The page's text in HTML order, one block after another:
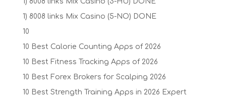
1) 8008 links Mix Casino (5-NO) DONE
10
10 Best Calorie Counting Apps of 2026
10 Best Fitness Tracking Apps of 2026
10 Best Forex Brokers for Scalping 2026
10 Best Strength Training Apps in 2026 Expert